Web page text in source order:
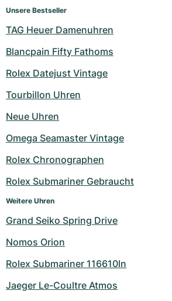
Unsere Bestseller
TAG Heuer Damenuhren
Blancpain Fifty Fathoms
Rolex Datejust Vintage
Tourbillon Uhren
Neue Uhren
Omega Seamaster Vintage
Rolex Chronographen
Rolex Submariner Gebraucht
Weitere Uhren
Grand Seiko Spring Drive
Nomos Orion
Rolex Submariner 116610ln
Jaeger Le-Coultre Atmos